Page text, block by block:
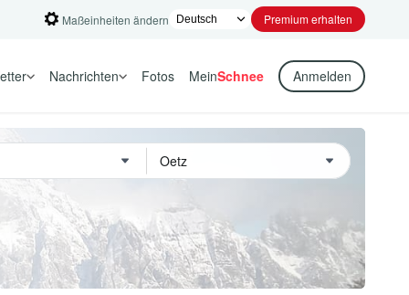
Maßeinheiten ändern Premium erhalten
Nachrichten Fotos MeinSchnee Anmelden